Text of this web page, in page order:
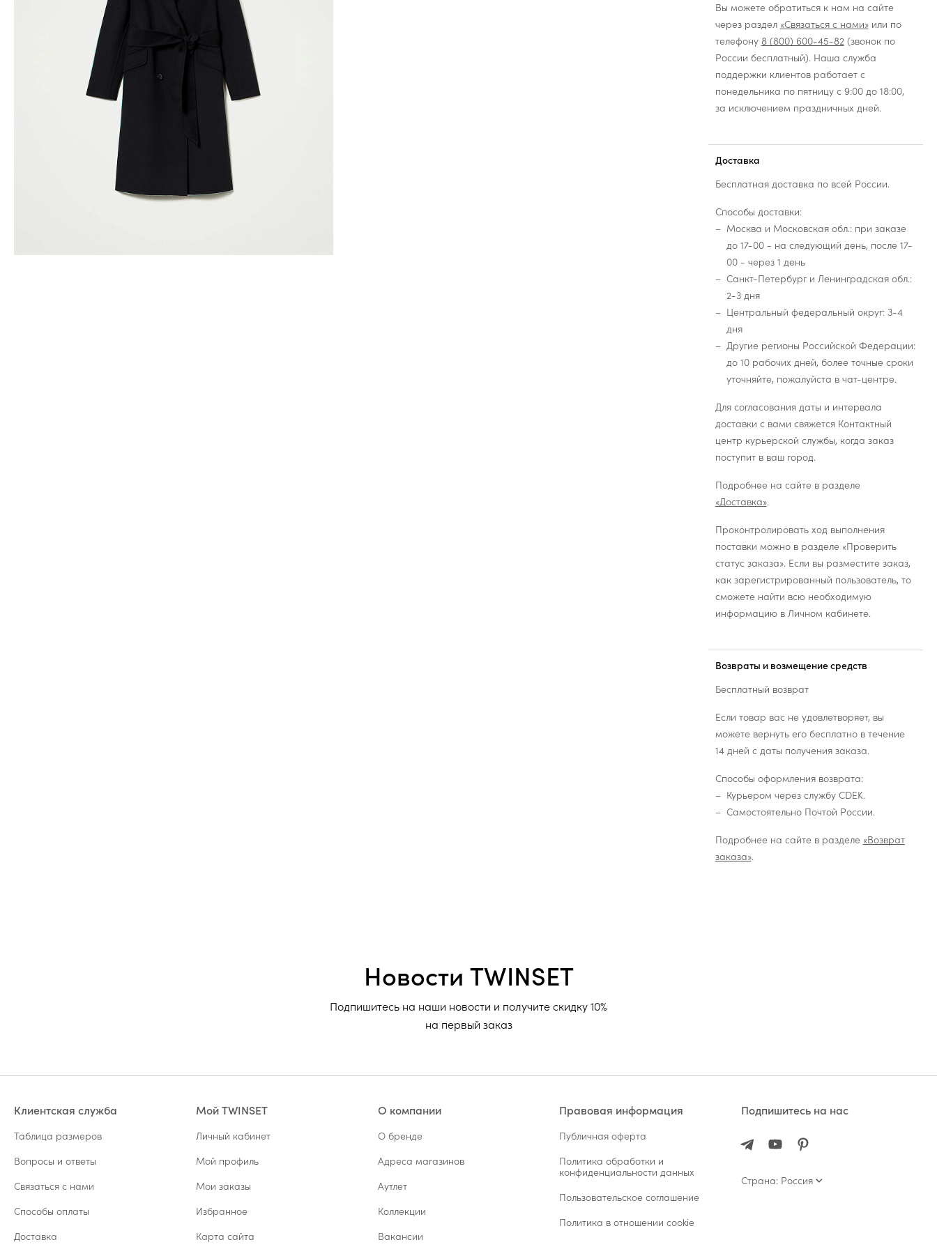
Вы можете обратиться к нам на сайте
через раздел «Связаться с нами»или по
телефону 8 (800) 600-45-82(звонок по
России бесплатный). Наша служба
поддержки клиентов работает с
понедельника по пятницу с 9:00 до 18:00,
за исключением праздничных дней.
Доставка
Бесплатная доставка по всей России.
Способы доставки:
Москва и Московская обл.: при заказе
до 17-00 - на следующий день, после 17-
00 - через 1 день
Санкт-Петербург и Ленинградская обл.:
2-3 дня
Центральный федеральный округ: 3-4
дня
Другие регионы Российской Федерации:
до 10 рабочих дней, более точные сроки
уточняйте, пожалуйста в чат-центре.
Для согласования даты и интервала
доставки с вами свяжется Контактный
центр курьерской службы, когда заказ
поступит в ваш город.
Подробнее на сайте в разделе
«Доставка».
Проконтролировать ход выполнения
поставки можно в разделе «Проверить
статус заказа». Если вы разместите заказ,
как зарегистрированный пользователь, то
сможете найти всю необходимую
информацию в Личном кабинете.
Возвраты и возмещение средств
Бесплатный возврат
Если товар вас не удовлетворяет, вы
можете вернуть его бесплатно в течение
14 дней с даты получения заказа.
Способы оформления возврата:
Курьером через службу CDEK.
Самостоятельно Почтой России.
Подробнее на сайте в разделе «Возврат
заказа».
Новости TWINSET
Подпишитесь на наши новости и получите скидку 10%
на первый заказ
Клиентская служба
Таблица размеров
Вопросы и ответы
Связаться с нами
Способы оплаты
Доставка
Мой TWINSET
Личный кабинет
Мой профиль
Мои заказы
Избранное
Карта сайта
О компании
О бренде
Адреса магазинов
Аутлет
Коллекции
Вакансии
Правовая информация
Публичная оферта
Политика обработки и
конфиденциальности данных
Пользовательское соглашение
Политика в отношении cookie
Подпишитесь на нас
Страна: Россия